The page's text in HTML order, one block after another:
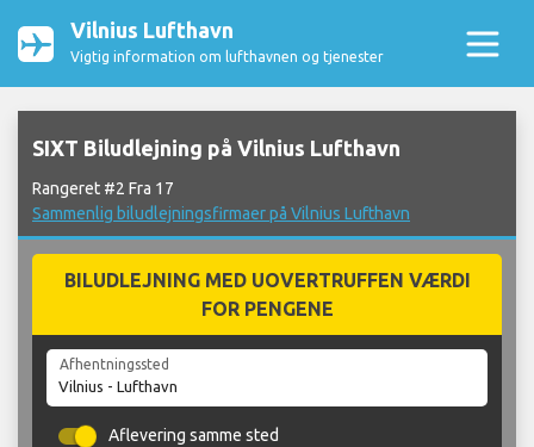
Vilnius Lufthavn
Vigtig information om lufthavnen og tjenester
SIXT Biludlejning på Vilnius Lufthavn
Rangeret #2 Fra 17
Sammenlig biludlejningsfirmaer på Vilnius Lufthavn
BILUDLEJNING MED UOVERTRUFFEN VÆRDI
FOR PENGENE
Afhentningssted
Aflevering samme sted